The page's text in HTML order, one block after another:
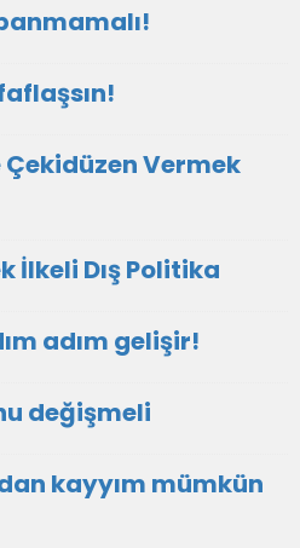
Çekidüzen Vermek
İlkeli Dış Politika
adım gelişir!
değişmeli
kayyım mümkün